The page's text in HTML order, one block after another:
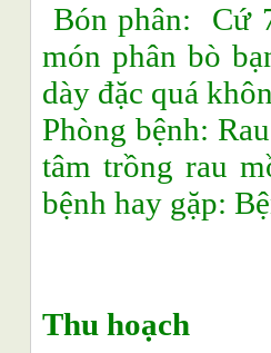
Bón phân: Cứ
món phân bò
dày đặc quá
Phòng bệnh:
tâm trồng rau
bệnh hay gặp:
Thu hoạch